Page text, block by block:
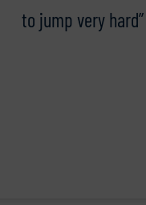
to jump very hard”